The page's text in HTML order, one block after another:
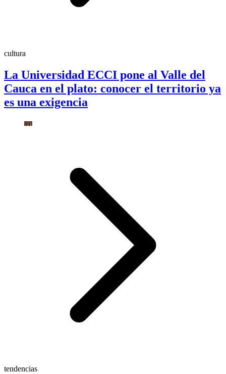
cultura
La Universidad ECCI pone al Valle del
Cauca en el plato: conocer el territorio ya
es una exigencia
tendencias